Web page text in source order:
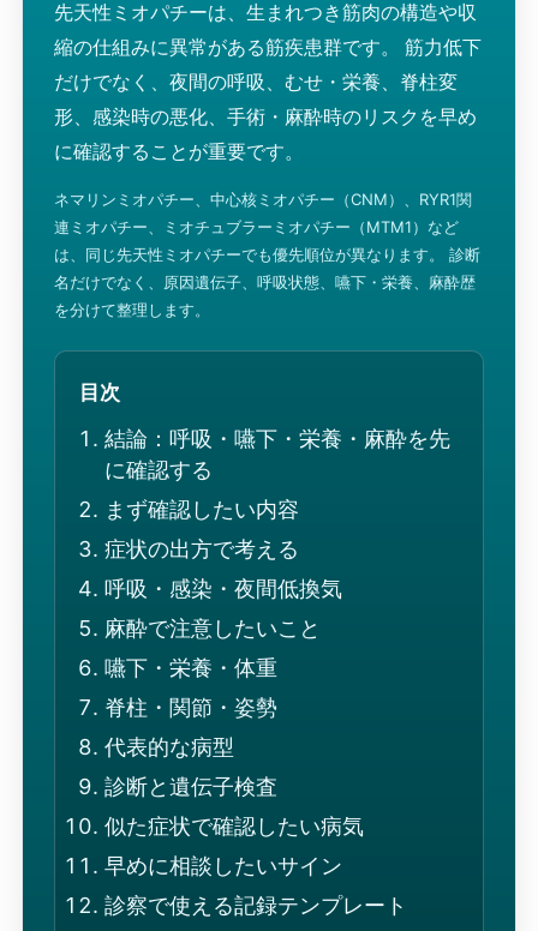
先天性ミオパチーは、生まれつき筋肉の構造や収
縮の仕組みに異常がある筋疾患群です。 筋力低下
だけでなく、夜間の呼吸、むせ・栄養、脊柱変
形、感染時の悪化、手術・麻酔時のリスクを早め
に確認することが重要です。
ネマリンミオパチー、中心核ミオパチー（CNM）、RYR1関
連ミオパチー、ミオチュブラーミオパチー（MTM1）など
は、同じ先天性ミオパチーでも優先順位が異なります。 診断
名だけでなく、原因遺伝子、呼吸状態、嚥下・栄養、麻酔歴
を分けて整理します。
目次
結論：呼吸・嚥下・栄養・麻酔を先
に確認する
まず確認したい内容
症状の出方で考える
呼吸・感染・夜間低換気
麻酔で注意したいこと
嚥下・栄養・体重
脊柱・関節・姿勢
代表的な病型
診断と遺伝子検査
似た症状で確認したい病気
早めに相談したいサイン
診察で使える記録テンプレート